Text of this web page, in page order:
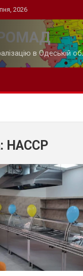
2026
в Одеській
НАССР